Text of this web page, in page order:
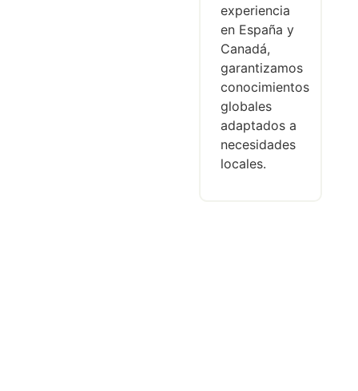
experiencia
en España y
Canadá,
garantizamos
conocimientos
globales
adaptados a
necesidades
locales.